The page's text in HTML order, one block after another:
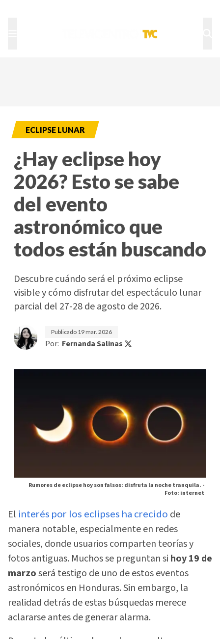
ECLIPSE LUNAR
¿Hay eclipse hoy
2026? Esto se sabe
del evento
astronómico que
todos están buscando
Descubre cuándo será el próximo eclipse
visible y cómo disfrutar del espectáculo lunar
parcial del 27-28 de agosto de 2026.
Publicado 19 mar. 2026
Por: Fernanda Salinas
Rumores de eclipse hoy son falsos: disfruta la noche tranquila. -
Foto: internet
El interés por los eclipses ha crecido de
manera notable, especialmente en redes
sociales, donde usuarios comparten teorías y
fotos antiguas. Muchos se preguntan si hoy 19 de
marzoserá testigo de uno de estos eventos
astronómicos en Honduras. Sin embargo, la
realidad detrás de estas búsquedas merece
aclararse antes de generar alarma.